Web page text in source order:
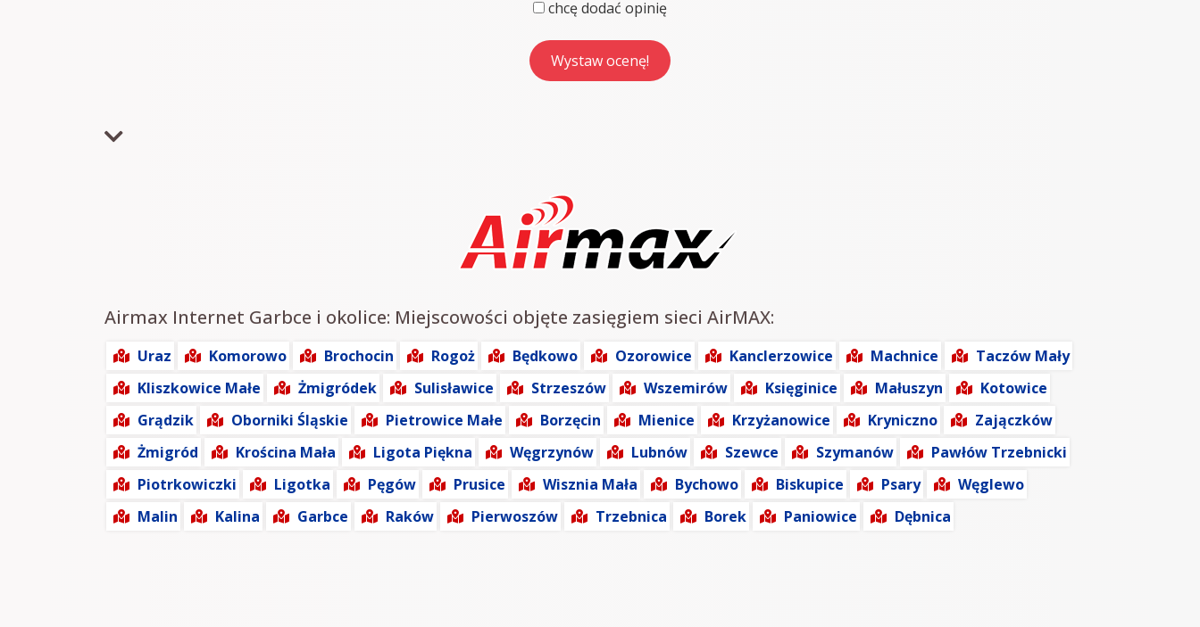
chcę dodać opinię
Airmax Internet Garbce i okolice: Miejscowości objęte zasięgiem sieci AirMAX:
Uraz Komorowo Brochocin Rogoż Będkowo Ozorowice Kanclerzowice Machnice
Taczów Mały
Kliszkowice Małe
Żmigródek Sulisławice Strzeszów Wszemirów Księginice Małuszyn
Kotowice
Grądzik
Oborniki Śląskie Pietrowice Małe Borzęcin Mienice Krzyżanowice Kryniczno
Zajączków
Żmigród
Krościna Mała Ligota Piękna Węgrzynów Lubnów Szewce Szymanów
Pawłów Trzebnicki
Piotrkowiczki
Ligotka Pęgów Prusice Wisznia Mała Bychowo Biskupice Psary
Węglewo
Malin
Kalina Garbce Raków Pierwoszów Trzebnica Borek Paniowice Dębnica